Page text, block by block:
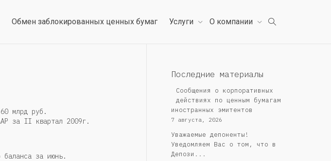
Обмен заблокированных ценных бумаг Услуги О компании
млрд руб.
за II квартал 2009г.
баланса за июнь.
Последние материалы
Сообщения о корпоративных
действиях по ценным бумагам
иностранных эмитентов
7 августа, 2026
Уважаемые депоненты!
Уведомляем Вас о том, что в
Депози...